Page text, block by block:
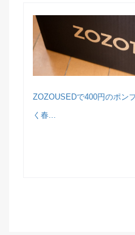
ZOZOUSEDで400円のポン
く春...